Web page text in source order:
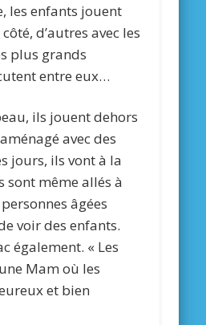
les enfants jouent
d’autres avec les
plus grands
entre eux…
ils jouent dehors
avec des
jours, ils vont à la
sont même allés à
âgées
voir des enfants.
également. « Les
Mam où les
et bien